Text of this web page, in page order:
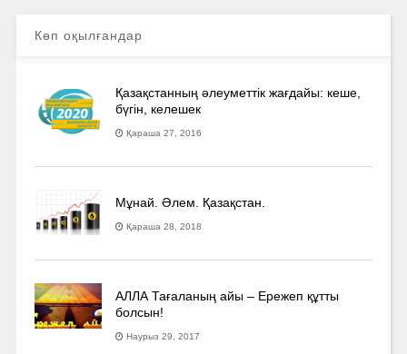
Көп оқылғандар
Қазақстанның әлеуметтік жағдайы: кеше,
бүгін, келешек
Қараша 27, 2016
Мұнай. Әлем. Қазақстан.
Қараша 28, 2018
АЛЛА Тағаланың айы – Ережеп құтты
болсын!
Наурыз 29, 2017